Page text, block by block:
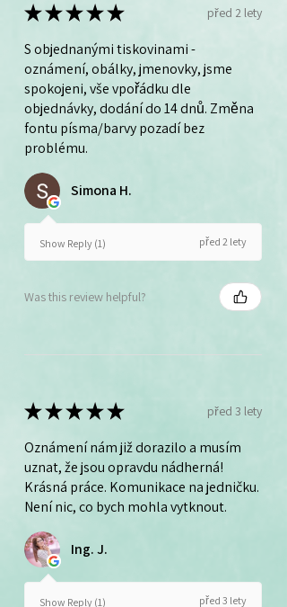
★★★★★ před 2 lety
S objednanými tiskovinami -
oznámení, obálky, jmenovky, jsme
spokojeni, vše vpořádku dle
objednávky, dodání do 14 dnů. Změna
fontu písma/barvy pozadí bez
problému.
Simona H.
Show Reply (1) před 2 lety
Was this review helpful?
★★★★★ před 3 lety
Oznámení nám již dorazilo a musím
uznat, že jsou opravdu nádherná!
Krásná práce. Komunikace na jedničku.
Není nic, co bych mohla vytknout.
Ing. J.
Show Reply (1) před 3 lety